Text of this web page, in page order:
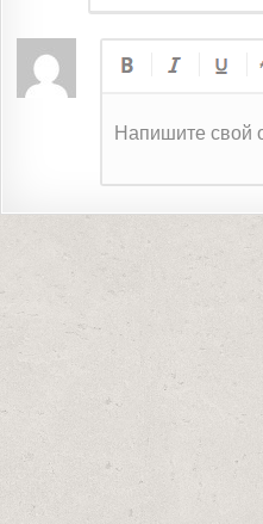
Напишите свой